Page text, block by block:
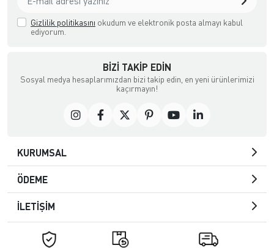
Gizlilik politikasını okudum ve elektronik posta almayı kabul
ediyorum.
BIZI TAKIP EDIN
Sosyal medya hesaplarımızdan bizi takip edin, en yeni ürünlerimizi
kaçırmayın!
KURUMSAL
ÖDEME
İLETİŞİM